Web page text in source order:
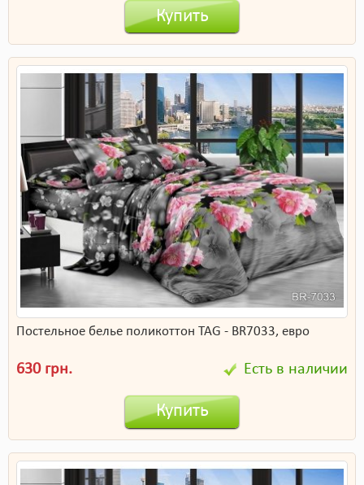
Купить
Постельное белье поликоттон TAG - BR7033, евро
630 грн. Есть в наличии
Купить